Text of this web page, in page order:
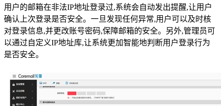
用户的邮箱在非法IP地址登录过,系统会自动发出提醒,让用户
确认上次登录是否安全。一旦发现任何异常,用户可以及时核
对登录信息,并更改账号密码,保障邮箱的安全。另外,管理员可
以通过自定义IP地址库,让系统更加智能地判断用户登录行为
是否安全。